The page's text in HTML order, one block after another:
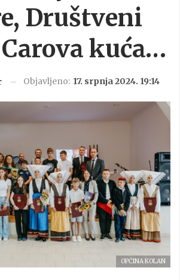
Društveni
kuća…
Objavljeno: 17. srpnja 2024. 19:14
OPĆINA KOLAN